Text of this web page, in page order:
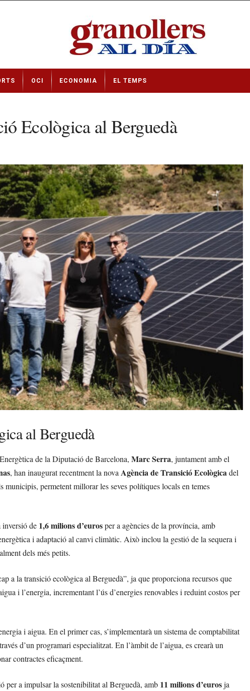
OCI ECONOMIA EL TEMPS
Ecològica al Berguedà
al Berguedà
de la Diputació de Barcelona, Marc Serra, juntament amb el
, han inaugurat recentment la novaAgència de Transició Ecològicadel
permetent millorar les seves polítiques locals en temes
inversió de 1,6 milions d’eurosper a agències de la província, amb
i adaptació al canvi climàtic. Això inclou la gestió de la sequera i
dels més petits.
a la transició ecològica al Berguedà”, ja que proporciona recursos que
i l’energia, incrementant l’ús d’energies renovables i reduint costos per
i aigua. En el primer cas, s’implementarà un sistema de comptabilitat
d’un programari especialitzat. En l’àmbit de l’aigua, es crearà un
contractes eficaçment.
per a impulsar la sostenibilitat al Berguedà, amb 11 milions d’eurosja